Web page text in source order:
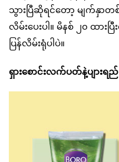
သွားပြီဆိုရင်တော့ မျက်နှာတ
လိမ်းပေးပါ။ မိနစ် ၂၀ ထားပ
ပြန်လိမ်းရုံပါပဲ။
ရှားစောင်းလက်ပတ်နဲ့ပျားရည်